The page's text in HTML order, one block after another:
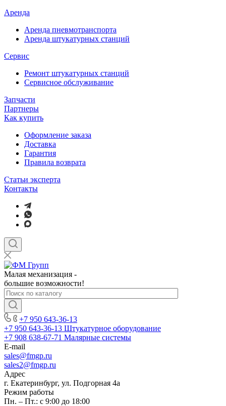
Аренда
Аренда пневмотранспорта
Аренда штукатурных станций
Сервис
Ремонт штукатурных станций
Сервисное обслуживание
Запчасти
Партнеры
Как купить
Оформление заказа
Доставка
Гарантия
Правила возврата
Статьи эксперта
Контакты
Малая механизация -
большие возможности!
+7 950 643-36-13
+7 950 643-36-13 Штукатурное оборудование
+7 908 638-67-71 Малярные системы
E-mail
sales@fmgp.ru
sales2@fmgp.ru
Адрес
г. Екатеринбург, ул. Подгорная 4а
Режим работы
Пн. – Пт.: с 9:00 до 18:00